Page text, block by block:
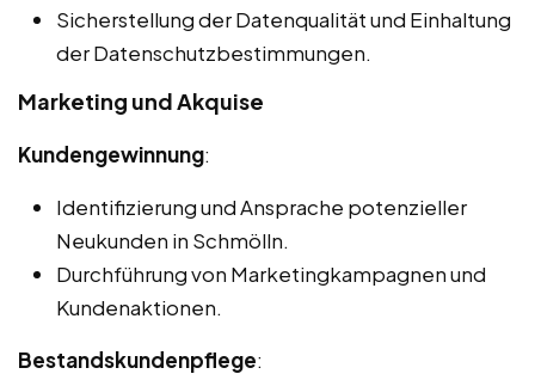
Sicherstellung der Datenqualität und Einhaltung
der Datenschutzbestimmungen.
Marketing und Akquise
Kundengewinnung:
Identifizierung und Ansprache potenzieller
Neukunden in Schmölln.
Durchführung von Marketingkampagnen und
Kundenaktionen.
Bestandskundenpflege: